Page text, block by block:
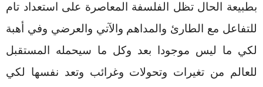
بطبيعة الحال تظل الفلسفة المعاصرة على استعداد تام
للتفاعل مع الطارئ والمداهم والآتي والعرضي وفي أهبة
لكي ما ليس موجودا بعد وكل ما سيحمله المستقبل
للعالم من تغيرات وتحولات وغرائب وتعد نفسها لكي